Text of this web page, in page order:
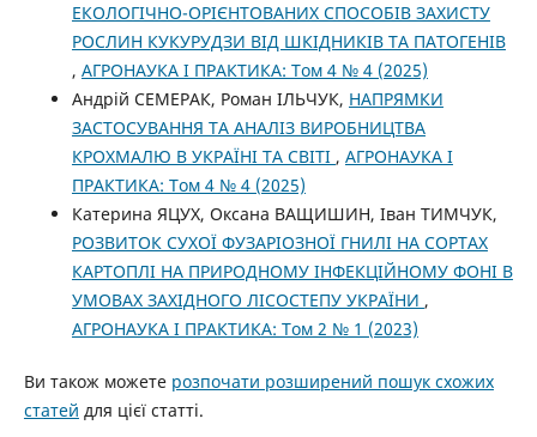
ЕКОЛОГІЧНО-ОРІЄНТОВАНИХ СПОСОБІВ ЗАХИСТУ
РОСЛИН КУКУРУДЗИ ВІД ШКІДНИКІВ ТА ПАТОГЕНІВ
, АГРОНАУКА І ПРАКТИКА: Том 4 № 4 (2025)
Андрій СЕМЕРАК, Роман ІЛЬЧУК, НАПРЯМКИ
ЗАСТОСУВАННЯ ТА АНАЛІЗ ВИРОБНИЦТВА
КРОХМАЛЮ В УКРАЇНІ ТА СВІТІ , АГРОНАУКА І
ПРАКТИКА: Том 4 № 4 (2025)
Катерина ЯЦУХ, Оксана ВАЩИШИН, Іван ТИМЧУК,
РОЗВИТОК СУХОЇ ФУЗАРІОЗНОЇ ГНИЛІ НА СОРТАХ
КАРТОПЛІ НА ПРИРОДНОМУ ІНФЕКЦІЙНОМУ ФОНІ В
УМОВАХ ЗАХІДНОГО ЛІСОСТЕПУ УКРАЇНИ ,
АГРОНАУКА І ПРАКТИКА: Том 2 № 1 (2023)
Ви також можете розпочати розширений пошук схожих
статей для цієї статті.